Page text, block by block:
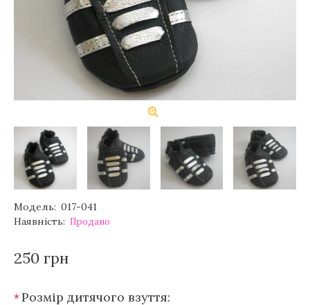
Модель: 017-041
Наявність: Продано
250 грн
*Розмір дитячого взуття: